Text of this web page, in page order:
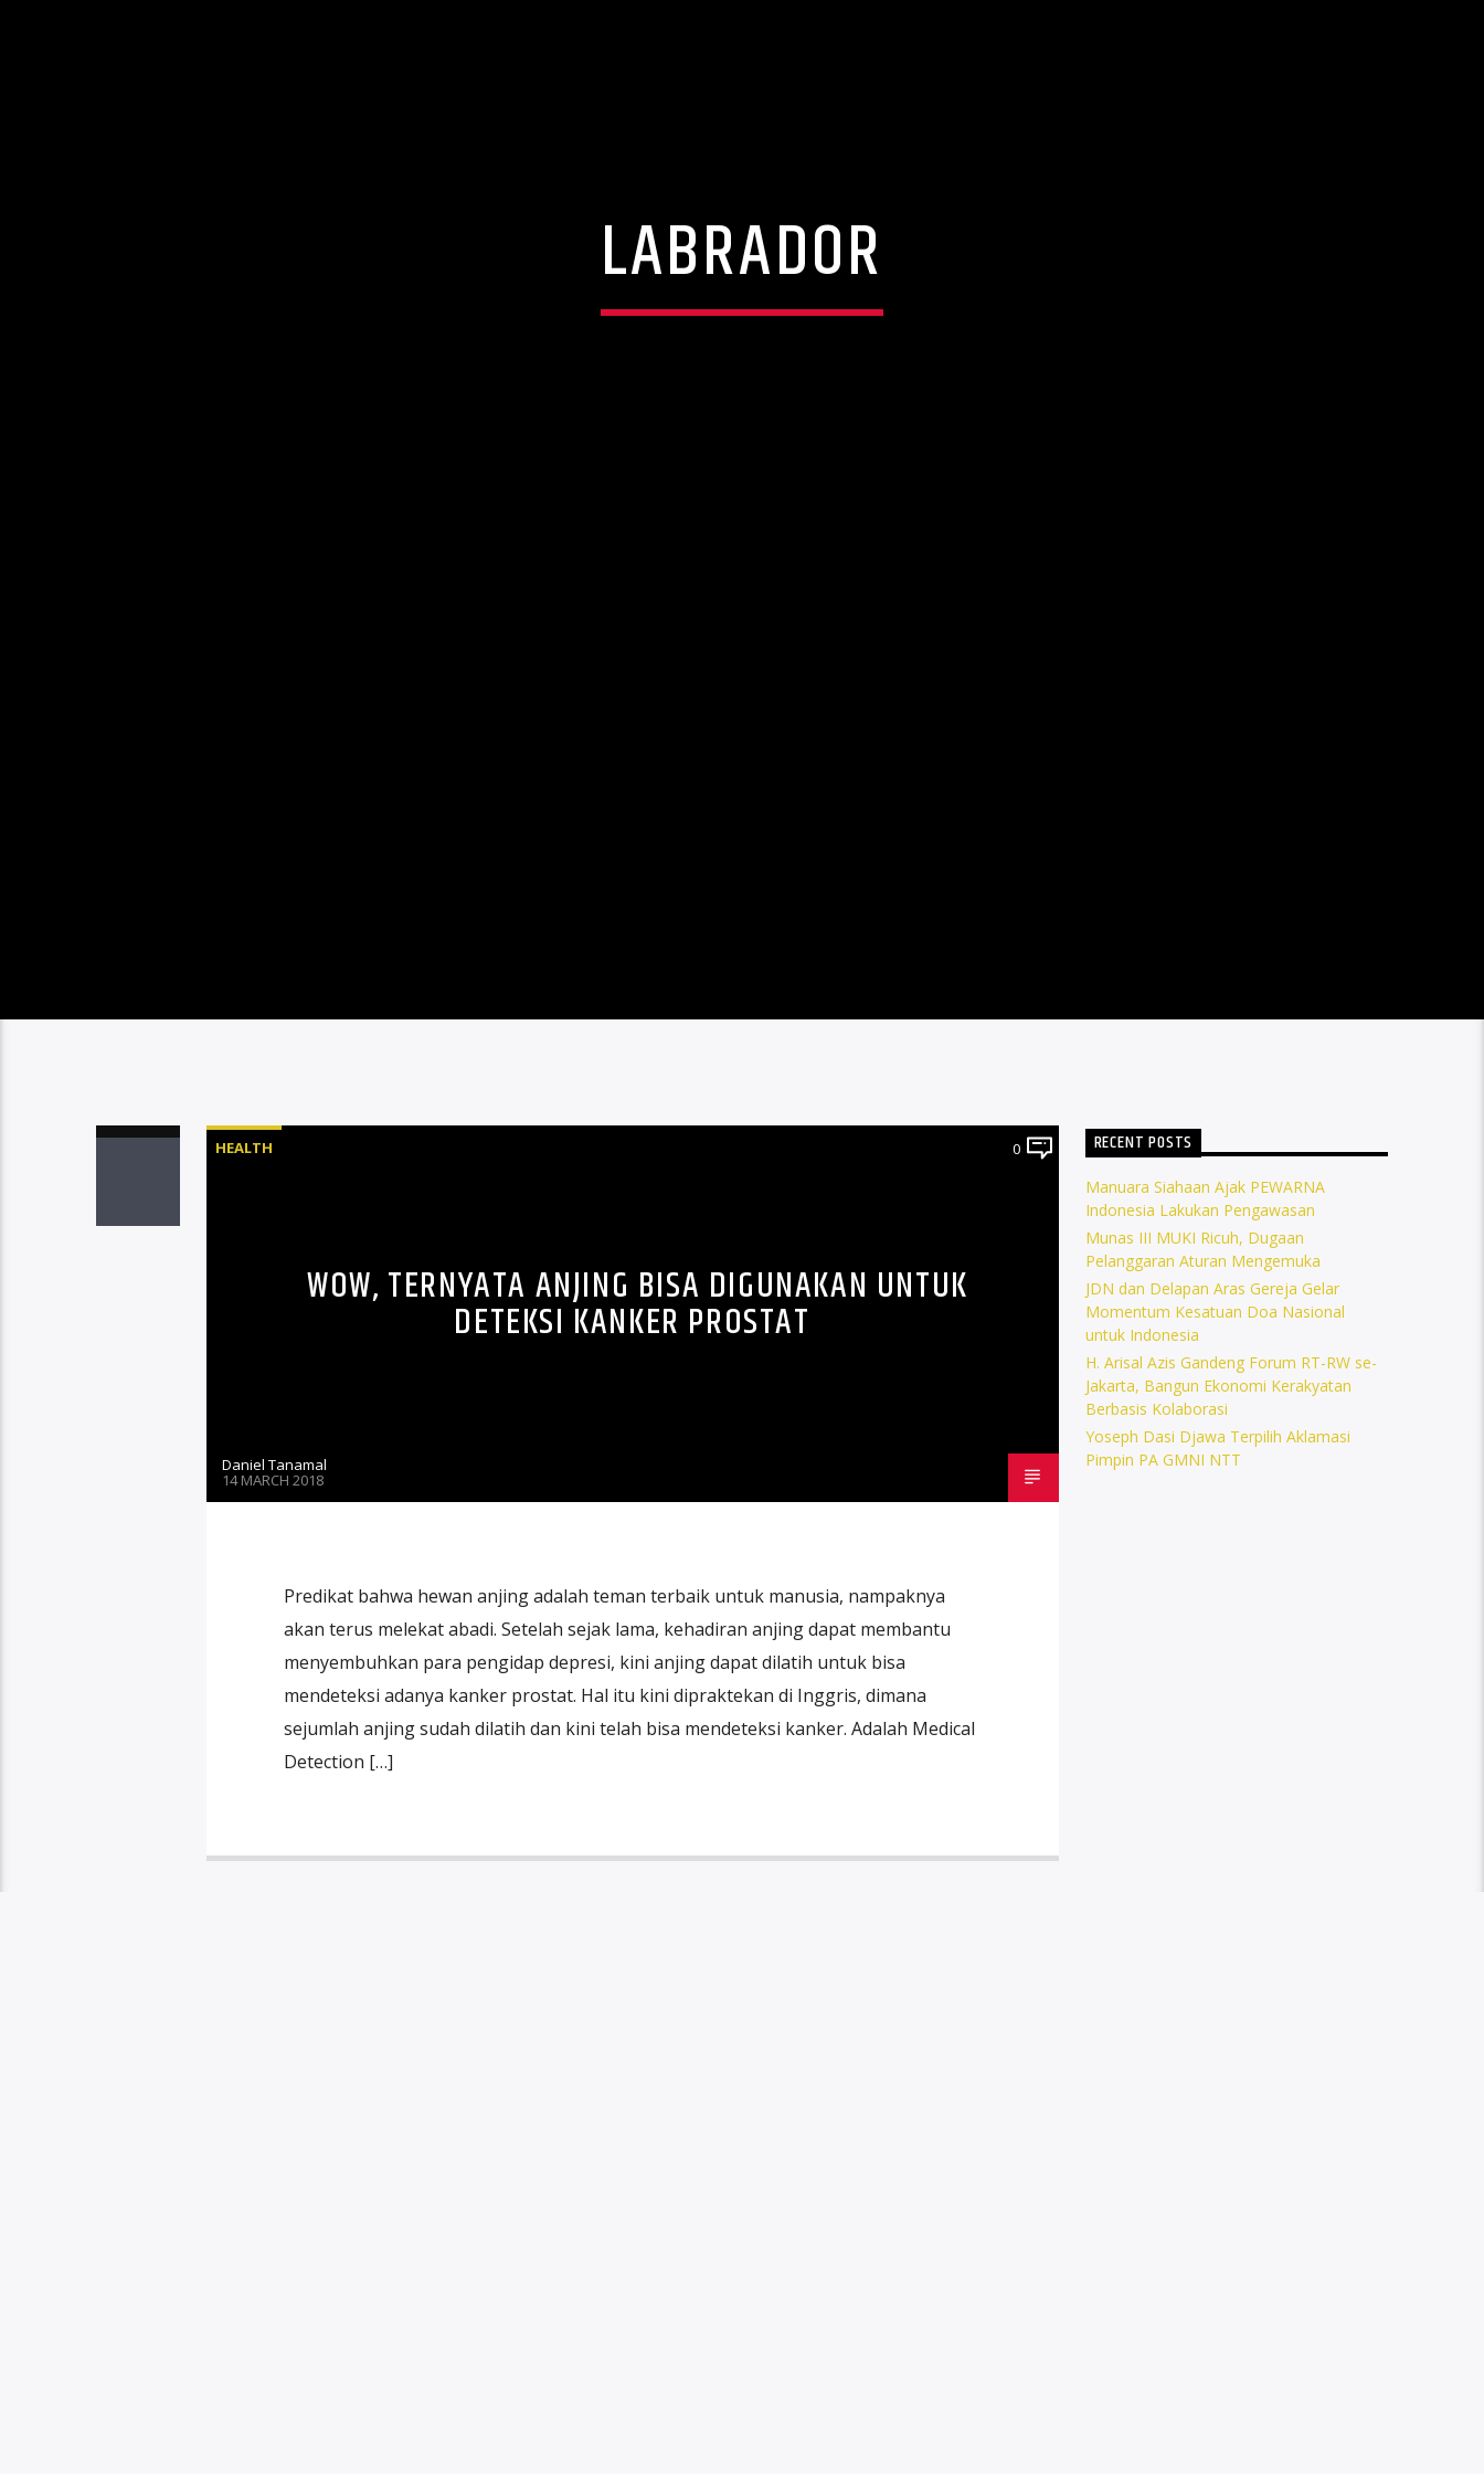
LABRADOR
HEALTH 0
WOW, TERNYATA ANJING BISA DIGUNAKAN UNTUK
DETEKSI KANKER PROSTAT
Daniel Tanamal
14 MARCH 2018
Predikat bahwa hewan anjing adalah teman terbaik untuk manusia, nampaknya
akan terus melekat abadi. Setelah sejak lama, kehadiran anjing dapat membantu
menyembuhkan para pengidap depresi, kini anjing dapat dilatih untuk bisa
mendeteksi adanya kanker prostat. Hal itu kini dipraktekan di Inggris, dimana
sejumlah anjing sudah dilatih dan kini telah bisa mendeteksi kanker. Adalah Medical
Detection […]
RECENT POSTS
Manuara Siahaan Ajak PEWARNA
Indonesia Lakukan Pengawasan
Munas III MUKI Ricuh, Dugaan
Pelanggaran Aturan Mengemuka
JDN dan Delapan Aras Gereja Gelar
Momentum Kesatuan Doa Nasional
untuk Indonesia
H. Arisal Azis Gandeng Forum RT-RW se-
Jakarta, Bangun Ekonomi Kerakyatan
Berbasis Kolaborasi
Yoseph Dasi Djawa Terpilih Aklamasi
Pimpin PA GMNI NTT